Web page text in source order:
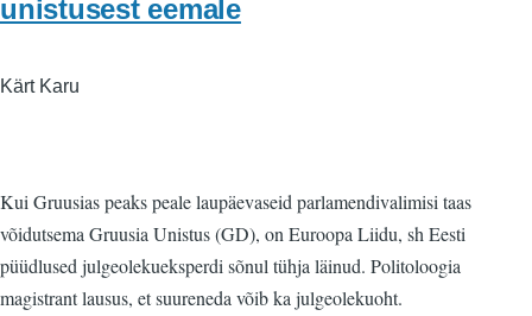
unistusest eemale
Kärt Karu
Kui Gruusias peaks peale laupäevaseid parlamendivalimisi taas
võidutsema Gruusia Unistus (GD), on Euroopa Liidu, sh Eesti
püüdlused julgeolekueksperdi sõnul tühja läinud. Politoloogia
magistrant lausus, et suureneda võib ka julgeolekuoht.